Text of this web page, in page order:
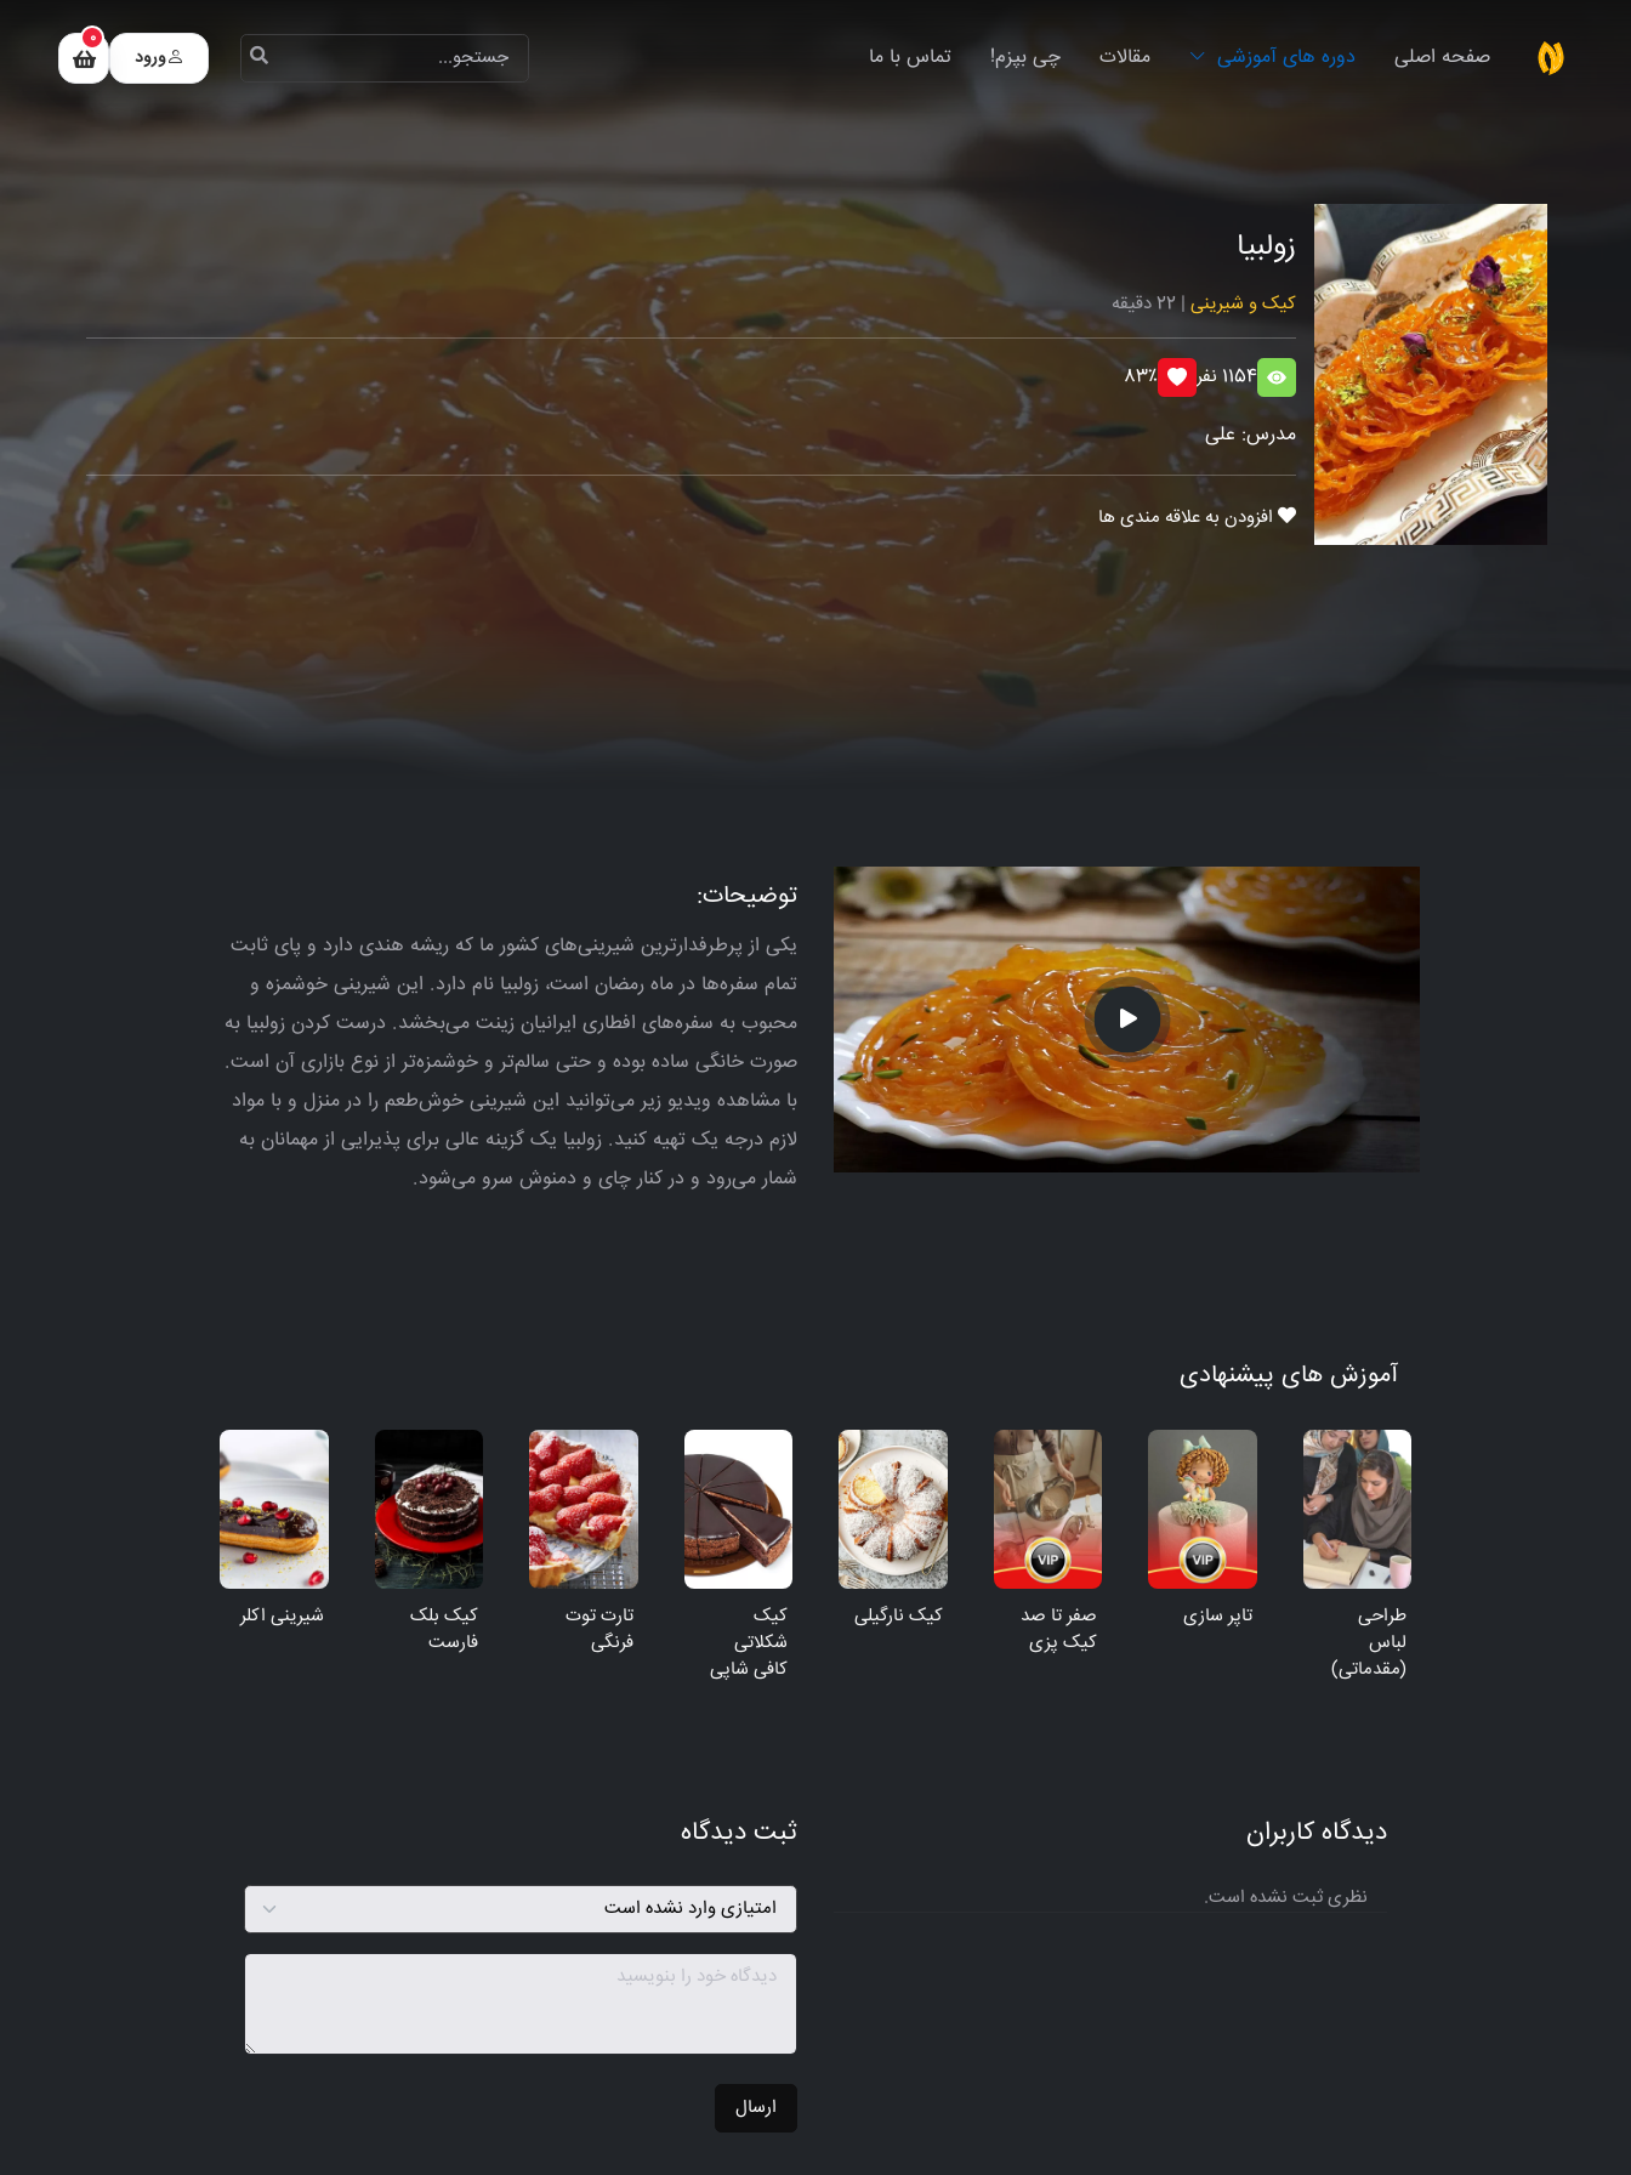
صفحه اصلی دوره های آموزشی مقالات چی بپزم! تماس با ما ورود
0
زولبیا
کیک و شیرینی | 22 دقیقه
1154 نفر 83٪
مدرس: علی
افزودن به علاقه مندی ها
توضیحات:
یکی از پرطرفدارترین شیرینی‌های کشور ما که ریشه هندی دارد و پای ثابت
تمام سفره‌ها در ماه رمضان است، زولبیا نام دارد. این شیرینی خوشمزه و
محبوب به سفره‌های افطاری ایرانیان زینت می‌بخشد. درست کردن زولبیا به
صورت خانگی ساده بوده و حتی سالم‌تر و خوشمزه‌تر از نوع بازاری آن است.
با مشاهده ویدیو زیر می‌توانید این شیرینی خوش‌طعم را در منزل و با مواد
لازم درجه یک تهیه کنید. زولبیا یک گزینه عالی برای پذیرایی از مهمانان به
شمار می‌رود و در کنار چای و دمنوش سرو می‌شود.
آموزش های پیشنهادی
طراحی
لباس
(مقدماتی)
تاپر سازی
صفر تا صد
کیک پزی
کیک نارگیلی
کیک
شکلاتی
کافی شاپی
تارت توت
فرنگی
کیک بلک
فارست
شیرینی اکلر
دیدگاه کاربران
نظری ثبت نشده است.
ثبت دیدگاه
ارسال